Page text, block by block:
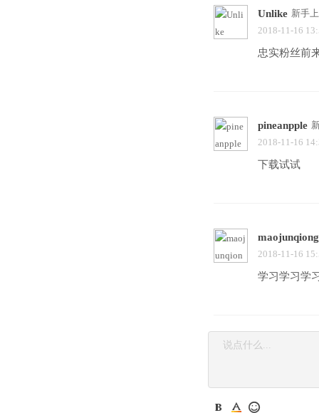
Unlike 新手
2018-11-16
忠实粉丝前
pineanpple
2018-11-16
下载试试
maojunqiong
2018-11-16
学习学习学